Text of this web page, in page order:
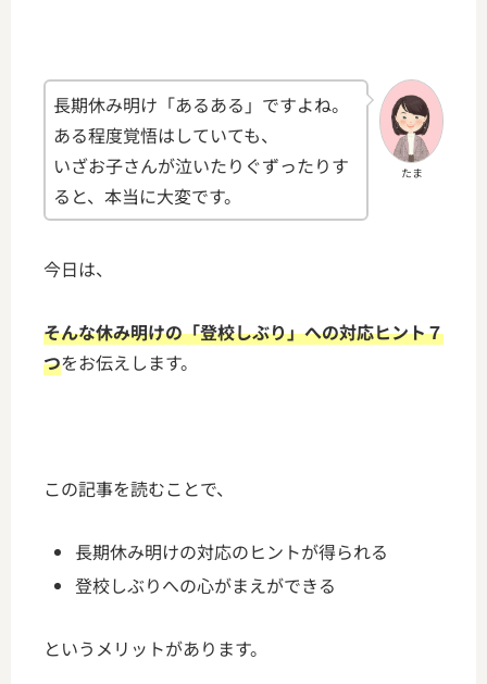
たま
長期休み明け「あるある」ですよね。
ある程度覚悟はしていても、
いざお子さんが泣いたりぐずったりす
ると、本当に大変です。
今日は、
そんな休み明けの「登校しぶり」への対応ヒント７
つをお伝えします。
この記事を読むことで、
長期休み明けの対応のヒントが得られる
登校しぶりへの心がまえができる
というメリットがあります。